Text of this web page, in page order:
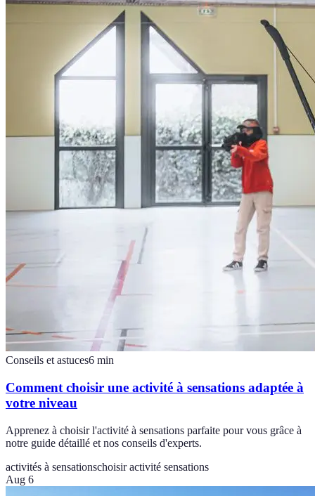
Conseils et astuces6 min
Comment choisir une activité à sensations adaptée à
votre niveau
Apprenez à choisir l'activité à sensations parfaite pour vous grâce à
notre guide détaillé et nos conseils d'experts.
activités à sensationschoisir activité sensations
Aug 6